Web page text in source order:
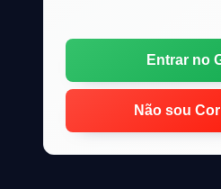
Entrar no
Não sou